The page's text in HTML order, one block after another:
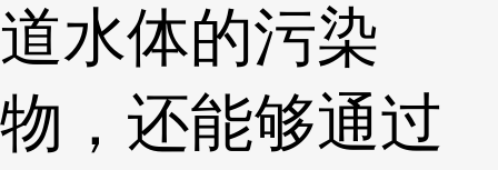
道水体的污染
物，还能够通过